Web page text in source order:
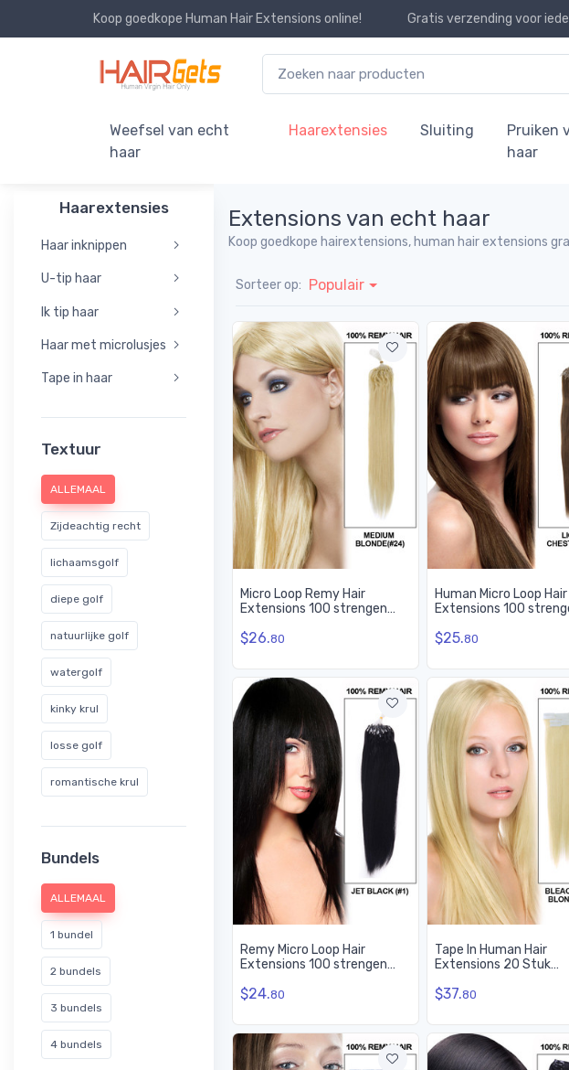
Koop goedkope Human Hair Extensions online! Gratis verzending voor
Weefsel van echt
haar
Haarextensies Sluiting
Pruiken
haar
Haarextensies
Haar inknippen
U-tip haar
Ik tip haar
Haar met microlusjes
Tape in haar
Textuur
ALLEMAAL
Zijdeachtig recht
lichaamsgolf
diepe golf
natuurlijke golf
watergolf
kinky krul
losse golf
romantische krul
Bundels
ALLEMAAL
1 bundel
2 bundels
3 bundels
4 bundels
Extensions van echt haar
Koop goedkope hairextensions, human hair extensions
Sorteer op: Populair
Micro Loop Remy Hair
Extensions 100 strengen
Blonde (#24)
$26.80
Human Micro Loop Hair
Extensions 100
Chestnut (#8)
$25.80
Remy Micro Loop Hair
Extensions 100 strengen
$24.80
Tape In Human Hair
Extensions 20 Stuk
Wit Blond (#613)
$37.80